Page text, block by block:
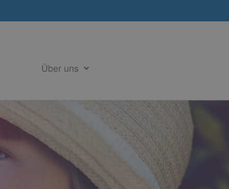
Über uns